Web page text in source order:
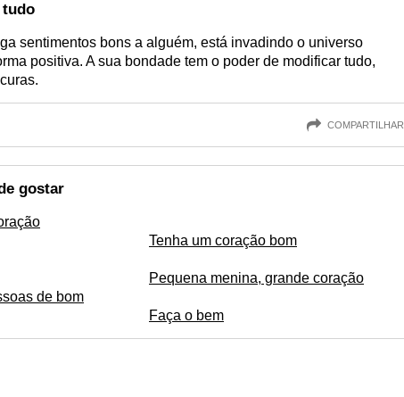
tudo
sentimentos bons a alguém, está invadindo o universo
positiva. A sua bondade tem o poder de modificar tudo,
COMPARTILHAR
gostar
de bom
Tenha um coração bom
Pequena menina, grande coração
Faça o bem